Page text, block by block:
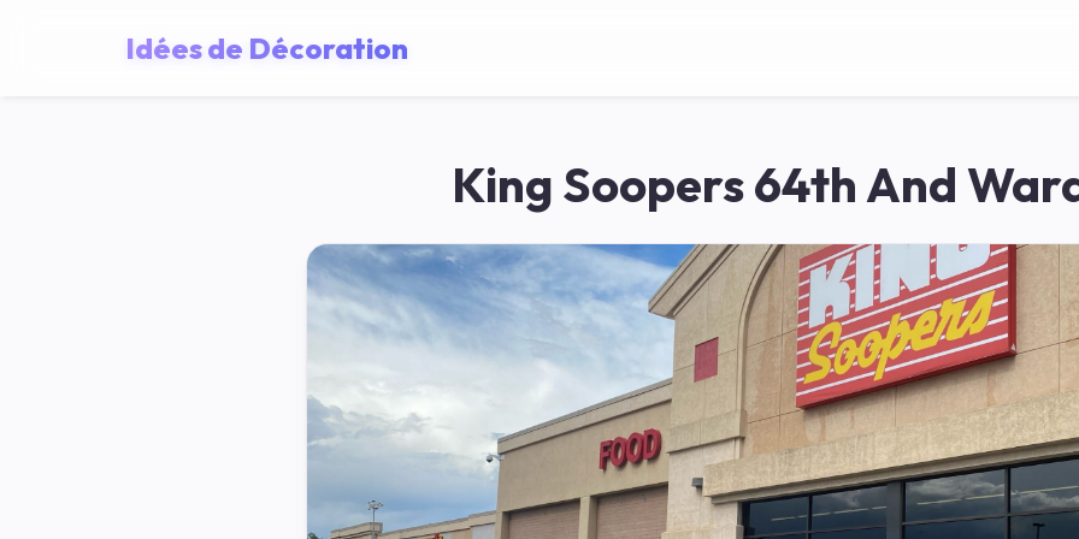
Idées de Décoration
King Soopers 64th And